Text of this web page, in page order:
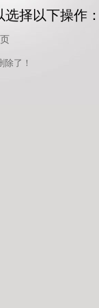
选择以下操作
了！